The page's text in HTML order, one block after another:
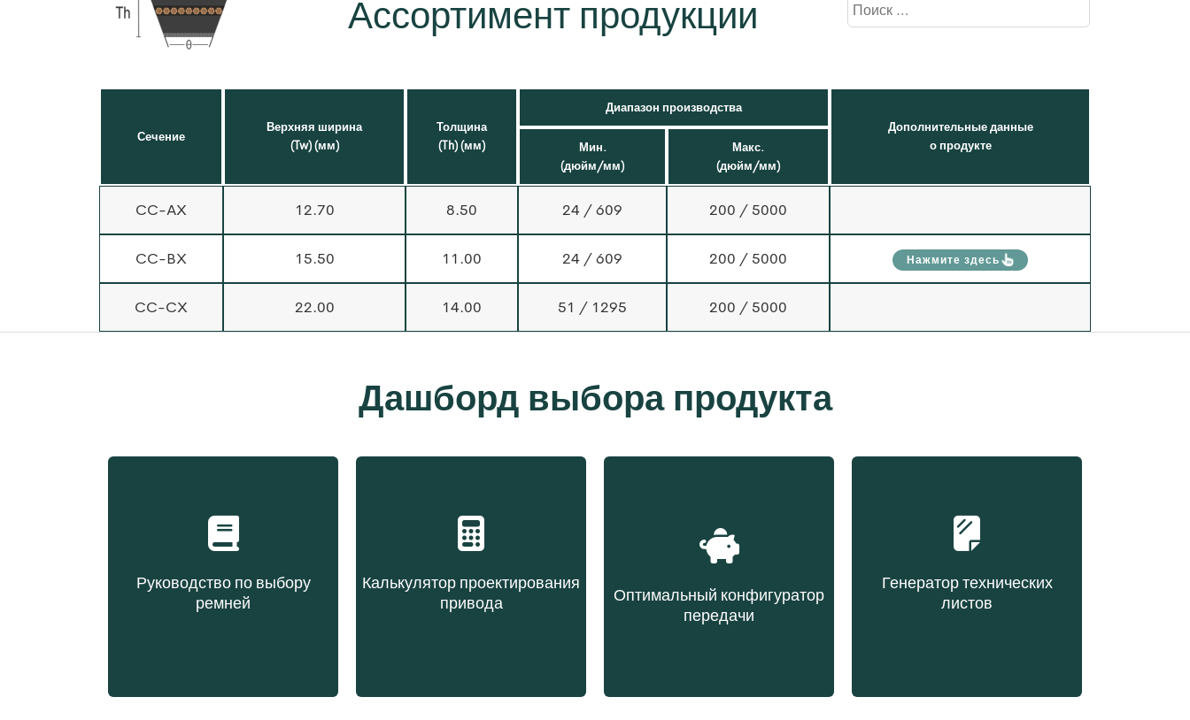
Ассортимент продукции
Сечение
Верхняя ширина
(Tw) (мм)
Толщина
(Th) (мм)
Диапазон производства
Дополнительные данные
о продукте
Мин.
(дюйм/мм)
Макс.
(дюйм/мм)
CC-AX 12.70 8.50 24 / 609 200 / 5000
CC-BX 15.50 11.00 24 / 609 200 / 5000 Нажмите здесь
CC-CX 22.00 14.00 51 / 1295 200 / 5000
Дашборд выбора продукта
Руководство по выбору
ремней
Калькулятор проектирования
привода
Оптимальный конфигуратор
передачи
Генератор технических
листов